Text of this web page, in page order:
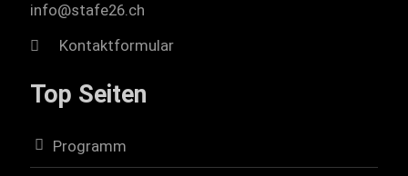
info@stafe26.ch
Kontaktformular
Top Seiten
Programm